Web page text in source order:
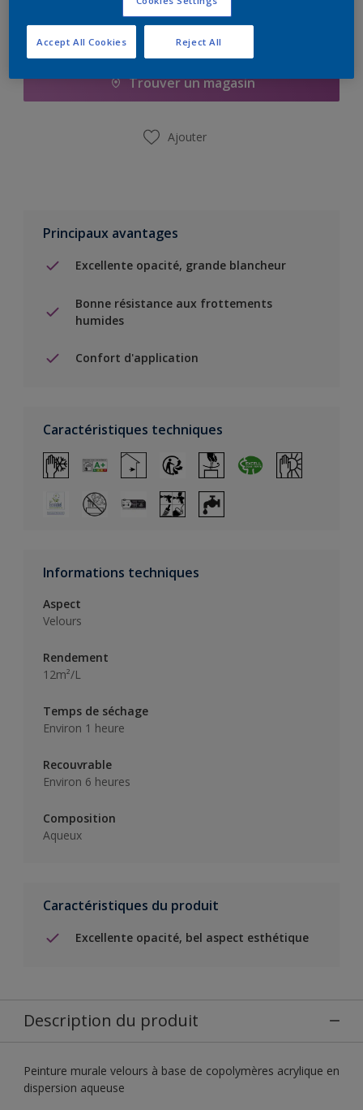
Ajouter à la liste d’achats
Trouver un magasin
Ajouter
Principaux avantages
Excellente opacité, grande blancheur
Bonne résistance aux frottements
humides
Confort d'application
Caractéristiques techniques
Informations techniques
Aspect
Velours
Rendement
12m²/L
Temps de séchage
Environ 1 heure
Recouvrable
Environ 6 heures
Composition
Aqueux
Caractéristiques du produit
Excellente opacité, bel aspect esthétique
Description du produit
Peinture murale velours à base de copolymères acrylique en
dispersion aqueuse
Reject All
Accept All Cookies